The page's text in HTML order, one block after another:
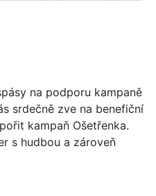
na podporu kampaně
srdečně zve na benefiční
kampaň Ošetřenka.
s hudbou a zároveň